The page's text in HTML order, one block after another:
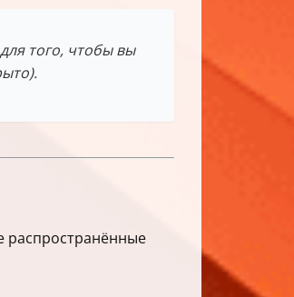
того, чтобы вы
распространённые